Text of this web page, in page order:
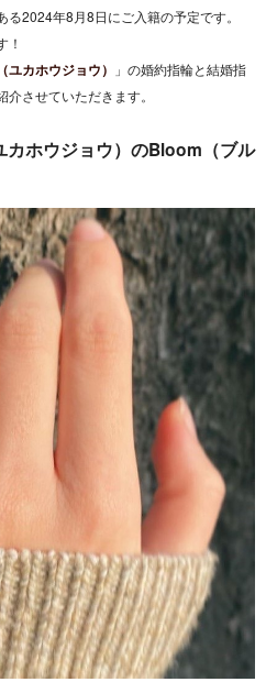
2024年8月8日にご入籍の予定です。
！
カホウジョウ）
」の婚約指輪と結婚指
させていただきます。
カホウジョウ）のBloom（ブル